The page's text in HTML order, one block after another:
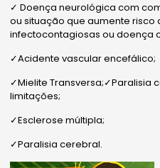
✓ Doença neurológica com
ou situação que aumente
infectocontagiosas ou doença
✓Acidente vascular encefálico;
✓Mielite Transversa;✓Paralisia
limitações;
✓Esclerose múltipla;
✓Paralisia cerebral.